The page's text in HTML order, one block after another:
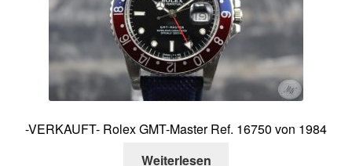
-VERKAUFT- Rolex GMT-Master Ref. 16750 von 1984
Weiterlesen